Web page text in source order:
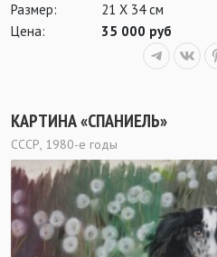
Размер:
21 Х 34 см
Цена:
35 000 руб
КАРТИНА «СПАНИЕЛЬ»
СССР, 1980-е годы